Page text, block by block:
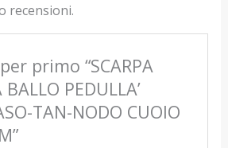
recensioni.
primo “SCARPA
PEDULLA’
TAN-NODO CUOIO